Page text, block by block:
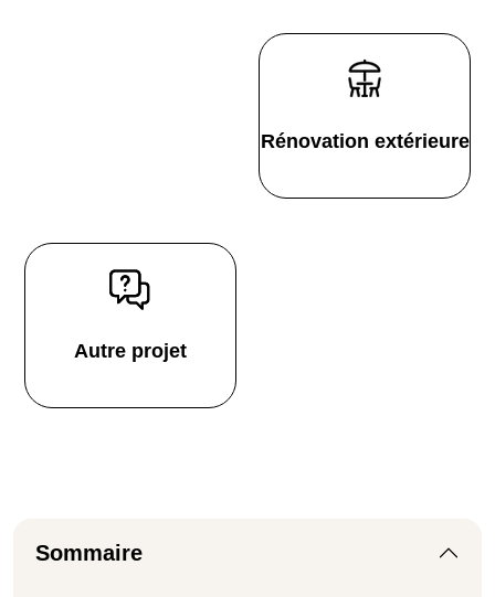
Rénovation extérieure
Autre projet
Sommaire